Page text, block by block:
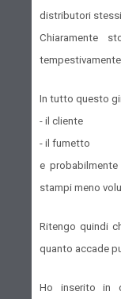
distributori
Chiaramente
In tutto questo
- il cliente
- il fumetto
e
stampi meno
Ritengo quindi
quanto accade
Ho inserito in